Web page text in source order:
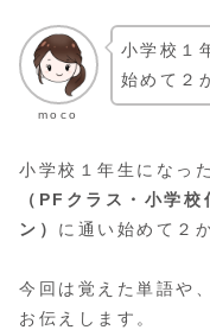
moco
小学校１
始めて２
小学校１年生になっ
（PFクラス・小学
ン） に通い始めて２
今回は覚えた単語や
お伝えします。